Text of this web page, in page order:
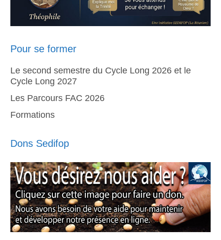
Pour se former
Le second semestre du Cycle Long 2026 et le
Cycle Long 2027
Les Parcours FAC 2026
Formations
Dons Sedifop